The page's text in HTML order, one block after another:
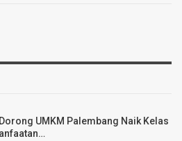
UMKM Palembang Naik Kelas